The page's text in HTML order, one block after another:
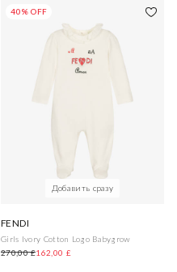
40% OFF
Добавить сразу
FENDI
Girls Ivory Cotton Logo Babygrow
270,00 £162,00 £